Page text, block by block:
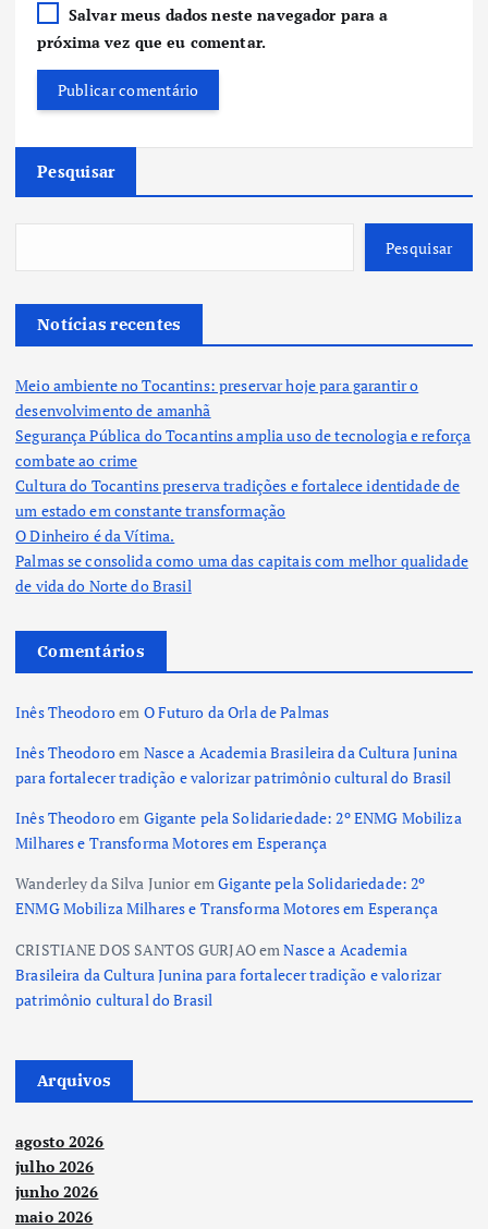
Salvar meus dados neste navegador para a
próxima vez que eu comentar.
Pesquisar
Pesquisar
Notícias recentes
Meio ambiente no Tocantins: preservar hoje para garantir o
desenvolvimento de amanhã
Segurança Pública do Tocantins amplia uso de tecnologia e reforça
combate ao crime
Cultura do Tocantins preserva tradições e fortalece identidade de
um estado em constante transformação
O Dinheiro é da Vítima.
Palmas se consolida como uma das capitais com melhor qualidade
de vida do Norte do Brasil
Comentários
Inês Theodoroem O Futuro da Orla de Palmas
Inês Theodoroem Nasce a Academia Brasileira da Cultura Junina
para fortalecer tradição e valorizar patrimônio cultural do Brasil
Inês Theodoroem Gigante pela Solidariedade: 2º ENMG Mobiliza
Milhares e Transforma Motores em Esperança
Wanderley da Silva JunioremGigante pela Solidariedade: 2º
ENMG Mobiliza Milhares e Transforma Motores em Esperança
CRISTIANE DOS SANTOS GURJAOemNasce a Academia
Brasileira da Cultura Junina para fortalecer tradição e valorizar
patrimônio cultural do Brasil
Arquivos
agosto 2026
julho 2026
junho 2026
maio 2026